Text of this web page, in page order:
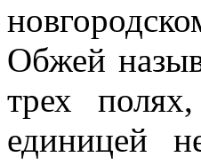
Обжей
трех
единицей